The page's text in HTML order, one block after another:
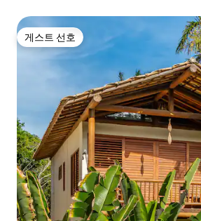
게스트 선호
게스트 선호